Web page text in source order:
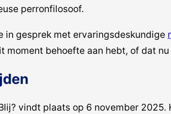
perronfilosoof.
in gesprek met ervaringsdeskundige
moment behoefte aan hebt, of dat
vindt plaats op 6 november